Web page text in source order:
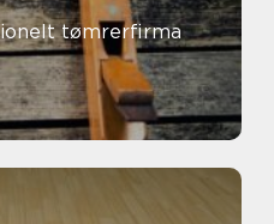
tømrerfirma